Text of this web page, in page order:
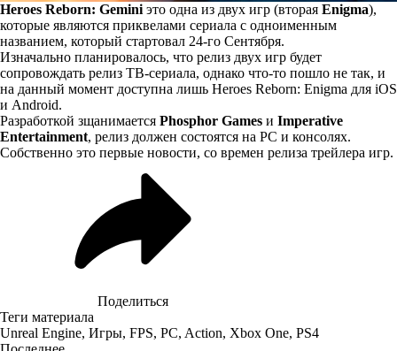
Heroes Reborn: Gemini это одна из двух игр (вторая Enigma),
которые являются приквелами сериала с одноименным
названием, который стартовал 24-го Сентября.
Изначально планировалось, что релиз двух игр будет
сопровождать релиз ТВ-сериала, однако что-то пошло не так, и
на данный момент доступна лишь Heroes Reborn: Enigma для iOS
и Android.
Разработкой зщанимается Phosphor Games и Imperative
Entertainment, релиз должен состоятся на PC и консолях.
Собственно это первые новости, со времен релиза трейлера игр.
Поделиться
Теги материала
Unreal Engine, Игры, FPS, PC, Action, Xbox One, PS4